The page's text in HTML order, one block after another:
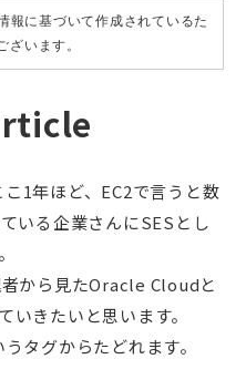
に基づいて作成されているた
ざいます。
1年ほど、EC2で言うと数
いる企業さんにSESとし
から見たOracle Cloudと
いきたいと思います。
うタグからたどれます。